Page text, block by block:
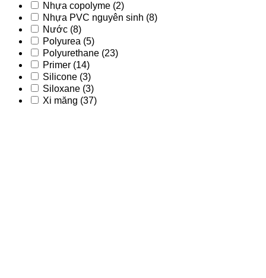
Nhựa copolyme (2)
Nhựa PVC nguyên sinh (8)
Nước (8)
Polyurea (5)
Polyurethane (23)
Primer (14)
Silicone (3)
Siloxane (3)
Xi măng (37)